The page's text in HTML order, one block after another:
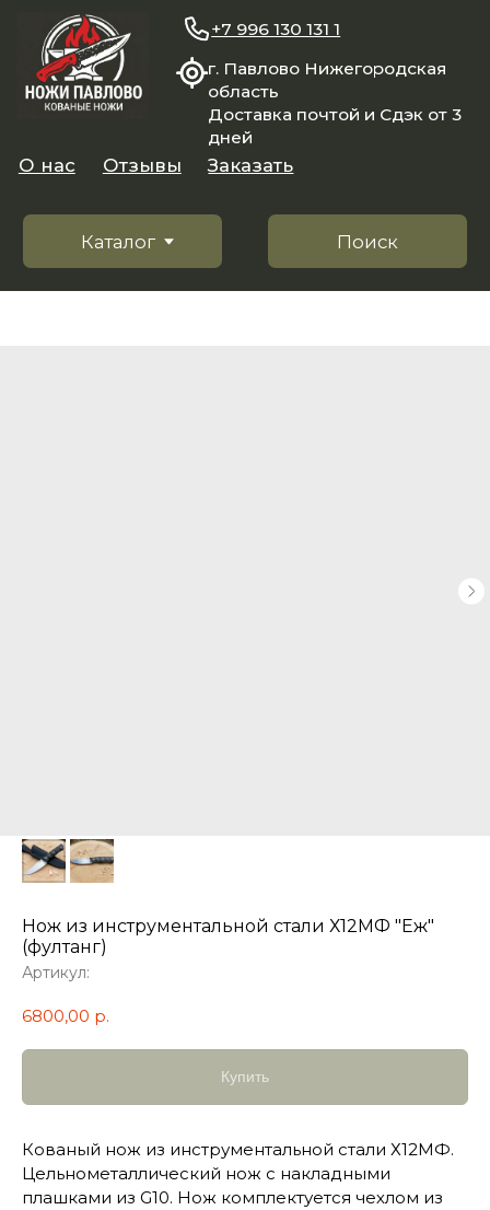
область
Доставка почтой и Сдэк от 3
Поиск
Каталог
Заказать
+7 996 130 131 1
Нож из инструментальной стали Х12МФ "Еж"
(фултанг)
Артикул:
6800,00 р.
Купить
Кованый нож из инструментальной стали Х12МФ.
Цельнометаллический нож с накладными
плашками из G10. Нож комплектуется чехлом из